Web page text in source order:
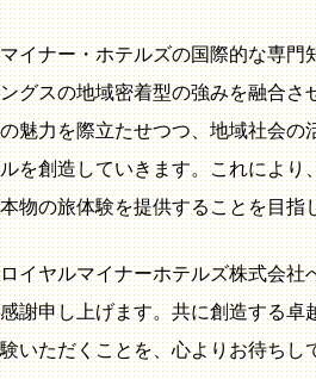
マイナー・ホテルズの国際的な専門
ングスの地域密着型の強みを融合さ
の魅力を際立たせつつ、地域社会の
ルを創造していきます。これにより
本物の旅体験を提供することを目指
ロイヤルマイナーホテルズ株式会社
感謝申し上げます。共に創造する卓
験いただくことを、心よりお待ちし